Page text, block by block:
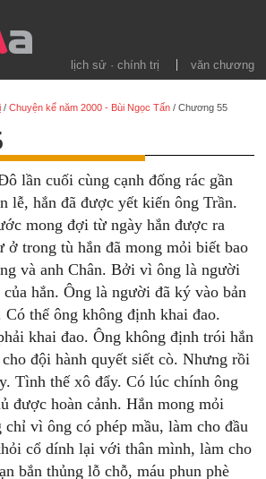
lịch sử · chính trị văn chương
/Chuyện kể năm 2000 - Bùi Ngọc Tấn /Chương 55
lần cuối cùng cạnh đống rác gần
lễ, hắn đã được yết kiến ông Trần.
mong đợi từ ngày hắn được ra
ở trong tù hắn đã mong mỏi biết bao
và anh Chân. Bởi vì ông là người
hắn. Ông là người đã ký vào bản
Có thể ông không định khai đao.
khai đao. Ông không định trói hắn
đội hành quyết siết cò. Nhưng rồi
Tình thế xô đẩy. Có lúc chính ông
được hoàn cảnh. Hắn mong mỏi
chỉ vì ông có phép mầu, làm cho đầu
cổ dính lại với thân mình, làm cho
bắn thủng lỗ chỗ, máu phun phè